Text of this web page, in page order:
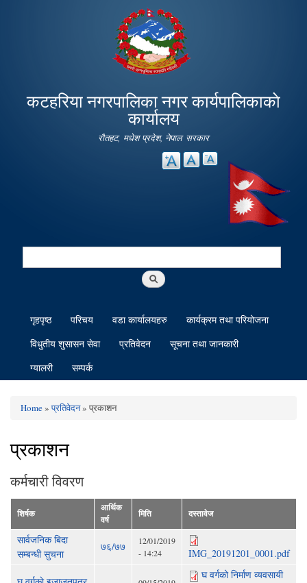
main
content
कटहरिया नगरपालिका नगर कार्यपालिकाकाे
कार्यालय
रौतहट, मधेश प्रदेश, नेपाल सरकार
Search
गृहपृष्ठ परिचय वडा कार्यालयहरु
कार्यक्रम तथा परियोजना
विधुतीय शुसासन सेवा
प्रतिवेदन
सूचना तथा जानकारी
ग्यालरी
सम्पर्क
You are here
Home»प्रतिवेदन» प्रकाशन
प्रकाशन
कर्मचारी विवरण
शिर्षक
आर्थिक
वर्ष
मिति दस्तावेज
सार्वजनिक बिदा
सम्बन्धी सुचना
७६/७७
12/01/2019
- 14:24
IMG_20191201_0001.pdf
घ वर्गको निर्माण व्यवसायी